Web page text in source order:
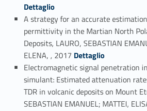
Dettaglio
A strategy for an accurate
permittivity in the Martian North
Deposits, LAURO, SEBASTIAN
ELENA, , 2017 Link identifier #identifier_person_150105-31
Dettaglio
Electromagnetic signal penetration
simulant: Estimated attenuation
TDR in volcanic deposits on Mount
SEBASTIAN EMANUEL; MATTEI,